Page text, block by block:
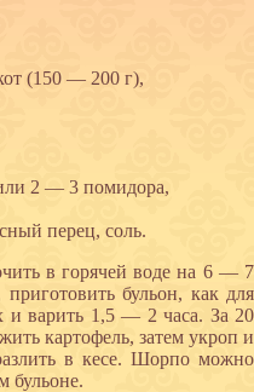
(150 — 200 г),
2 — 3 помидора,
перец, соль.
в горячей воде на 6 — 7
приготовить бульон, как для
и варить 1,5 — 2 часа. За 20
картофель, затем укроп и
в кесе. Шорпо можно
бульоне.